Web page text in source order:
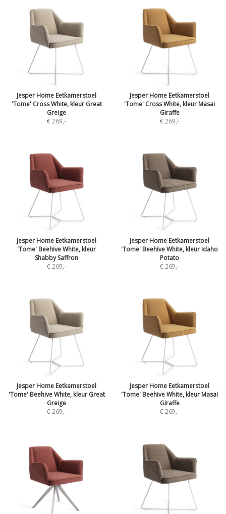
Jesper Home Eetkamerstoel
'Tome' Cross White, kleur Great
Greige
€ 269,-
Jesper Home Eetkamerstoel
'Tome' Cross White, kleur Masai
Giraffe
€ 269,-
Jesper Home Eetkamerstoel
'Tome' Beehive White, kleur
Shabby Saffron
€ 269,-
Jesper Home Eetkamerstoel
'Tome' Beehive White, kleur Idaho
Potato
€ 269,-
Jesper Home Eetkamerstoel
'Tome' Beehive White, kleur Great
Greige
€ 269,-
Jesper Home Eetkamerstoel
'Tome' Beehive White, kleur Masai
Giraffe
€ 269,-